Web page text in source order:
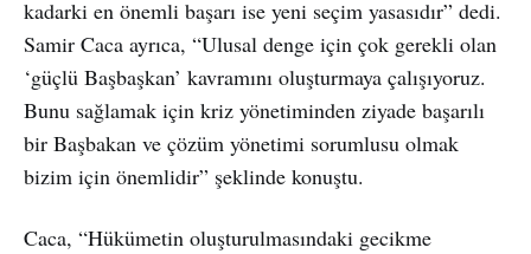
kadarki en önemli başarı ise yeni seçim yasasıdır” dedi.
Samir Caca ayrıca, “Ulusal denge için çok gerekli olan
‘güçlü Başbaşkan’ kavramını oluşturmaya çalışıyoruz.
Bunu sağlamak için kriz yönetiminden ziyade başarılı
bir Başbakan ve çözüm yönetimi sorumlusu olmak
bizim için önemlidir” şeklinde konuştu.
Caca, “Hükümetin oluşturulmasındaki gecikme